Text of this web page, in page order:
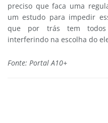
preciso que faca uma
um estudo para impedir
que por trás tem todos
interferindo na escolha do
Fonte: Portal A10+